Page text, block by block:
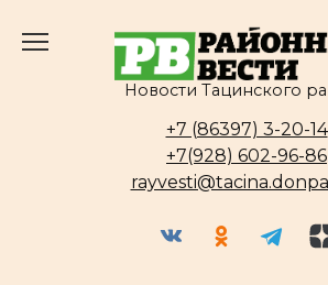
Новости Тацинского
+7 (86397) 3-20-14
+7(928) 602-96-86